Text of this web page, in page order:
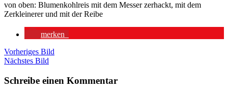
von oben: Blumenkohlreis mit dem Messer zerhackt, mit dem
Zerkleinerer und mit der Reibe
merken
Vorheriges Bild
Nächstes Bild
Schreibe einen Kommentar